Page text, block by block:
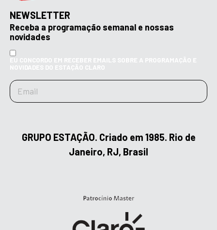
NEWSLETTER
Receba a programação semanal e nossas
novidades
EU CONCORDO EM RECEBER EMAILS SOBRE A PROGRAMAÇÃO E
NOVIDADES DO ESTAÇÃO CLARO
GRUPO ESTAÇÃO. Criado em 1985. Rio de
Janeiro, RJ, Brasil